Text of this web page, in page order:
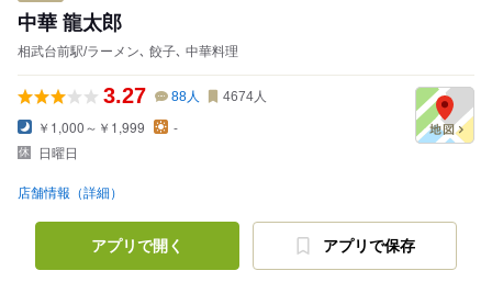
中華 龍太郎
相武台前駅/ラーメン､ 餃子､ 中華料理
3.27 88人 4674人
￥1,000～￥1,999
-
日曜日
店舗情報（詳細）
アプリで開く アプリで保存